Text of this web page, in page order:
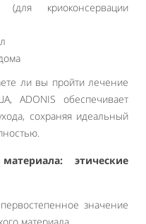
(для криоконсервации
ли вы пройти лечение
ADONIS обеспечивает
сохраняя идеальный
этические
значение